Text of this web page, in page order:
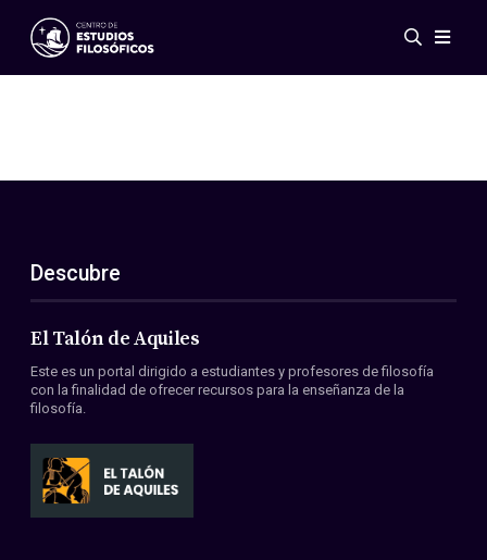
Eventos
ES
EN
Acerca de nosotros
Miembros
Convenios
Descubre
El Talón de Aquiles
Este es un portal dirigido a estudiantes y profesores de filosofía
con la finalidad de ofrecer recursos para la enseñanza de la
filosofía.